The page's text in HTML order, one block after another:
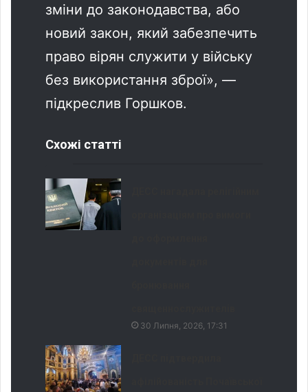
зміни до законодавства, або
новий закон, який забезпечить
право вірян служити у війську
без використання зброї», —
підкреслив Горшков.
Схожі статті
30 Липня, 2026, 17:31